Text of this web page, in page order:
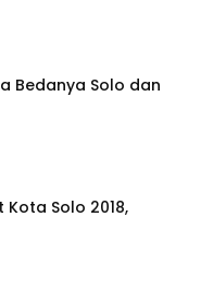
Bedanya Solo dan
Kota Solo 2018,